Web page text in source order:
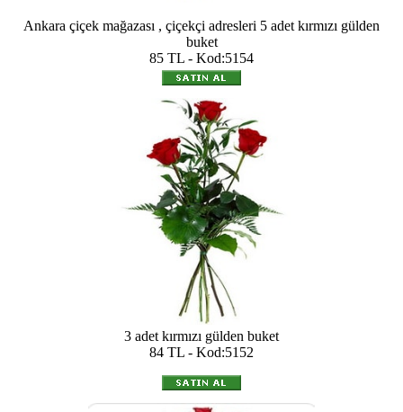
Ankara çiçek mağazası , çiçekçi adresleri 5 adet kırmızı gülden
buket
85 TL - Kod:5154
3 adet kırmızı gülden buket
84 TL - Kod:5152